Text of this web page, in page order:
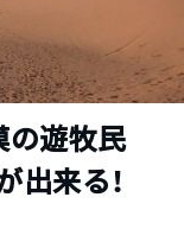
の遊牧民
出来る！